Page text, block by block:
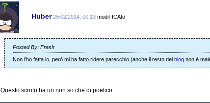
Huber 25/02/2014, 00:13 modiFICAto
Posted By: Frash
Non l'ho fatta io, però mi ha fatto ridere parecchio (anche il resto del blog non è
Questo scroto ha un non so che di poetico.